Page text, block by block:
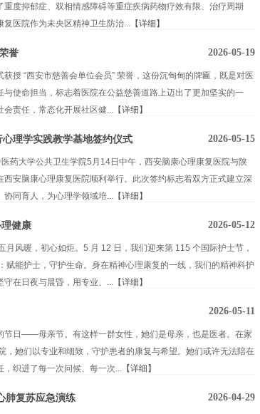
度抑郁症、双相情感障碍等重症疾病药物疗效有限、治疗周期
医院作为未央区精神卫生防治... 【详细】
誉 2026-05-19
授 “西安市慈善会单位会员” 荣誉，这份沉甸甸的牌匾，既是对医
使命担当，标志着医院在公益慈善道路上迈出了更加坚实的一
责任，常态化开展社区健... 【详细】
理学实践教学基地签约仪式 2026-05-15
药大学公共卫生学院5月14日中午，西安脑康心理康复医院与陕
安脑康心理康复医院顺利举行。此次签约标志着双方正式建立深
协同育人，为心理学领域培... 【详细】
理健康 2026-05-12
风暖，初心如炬。5 月 12 日，我们迎来第 115 个国际护士节，
能护士，守护生命。身在精神心理康复的一线，我们的精神科护
在日夜与晨昏，用专业、... 【详细】
2026-05-11
节日——母亲节。有这样一群女性，她们是母亲，也是医者。在家
她们以专业和细致，守护患者的康复与希望。她们或许无法陪在
织进了每一次问候、每一次... 【详细】
肺复苏应急演练 2026-04-29